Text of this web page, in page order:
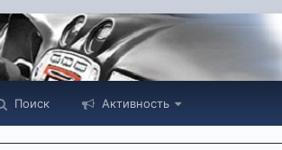
Поиск Активность